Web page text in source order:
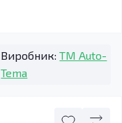
Виробник: TM Auto-
Tema